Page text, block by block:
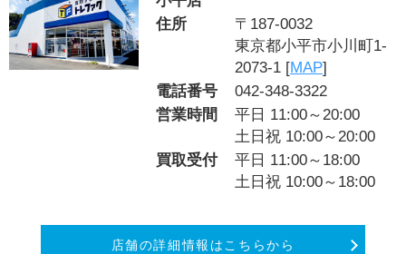
住所
〒187-0032
東京都小平市小川町1-
2073-1 [MAP]
電話番号
042-348-3322
営業時間
平日 11:00～20:00
土日祝 10:00～20:00
買取受付
平日 11:00～18:00
土日祝 10:00～18:00
店舗の詳細情報はこちらから